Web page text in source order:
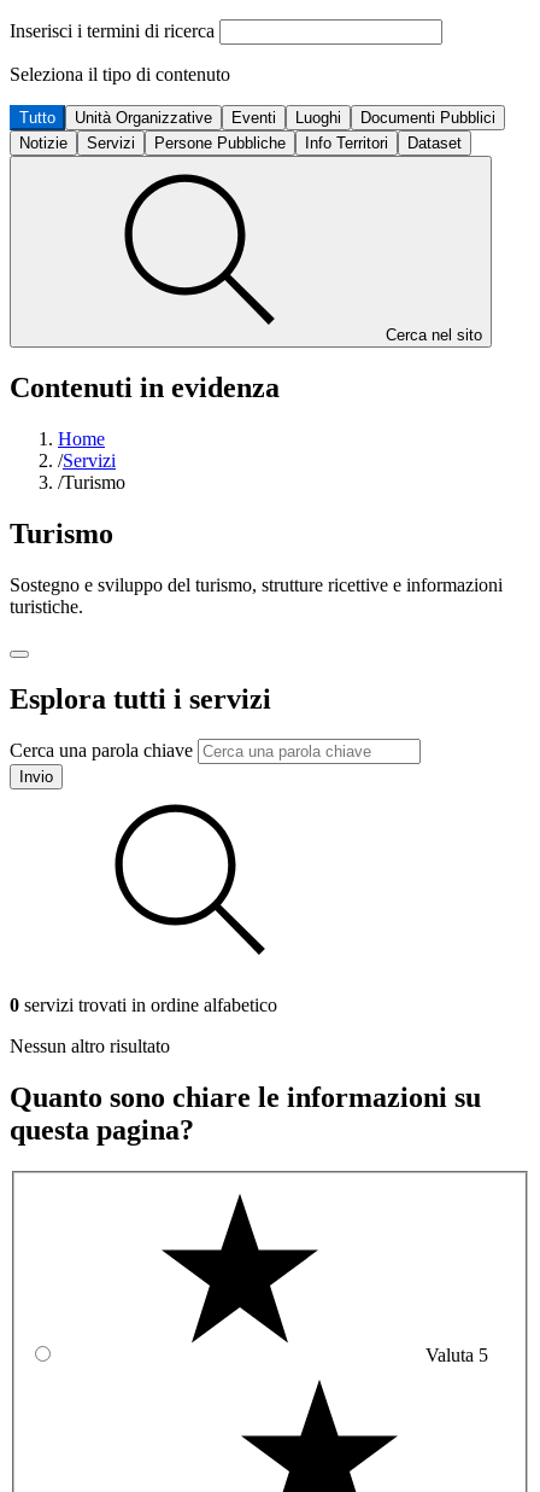
Inserisci i termini di ricerca
Seleziona il tipo di contenuto
Tutto Unità Organizzative Eventi Luoghi
Documenti Pubblici
Notizie
Servizi Persone Pubbliche Info Territori Dataset
Cerca nel sito
Contenuti in evidenza
Home
/Servizi
/Turismo
Turismo
Sostegno e sviluppo del turismo, strutture ricettive e informazioni
turistiche.
Esplora tutti i servizi
Cerca una parola chiave
Invio
0 servizi trovati in ordine alfabetico
Nessun altro risultato
Quanto sono chiare le informazioni su
questa pagina?
Valuta 5